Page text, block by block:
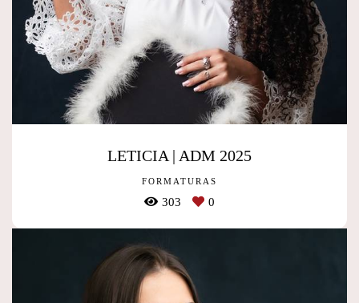
LETICIA | ADM 2025
FORMATURAS
303 0